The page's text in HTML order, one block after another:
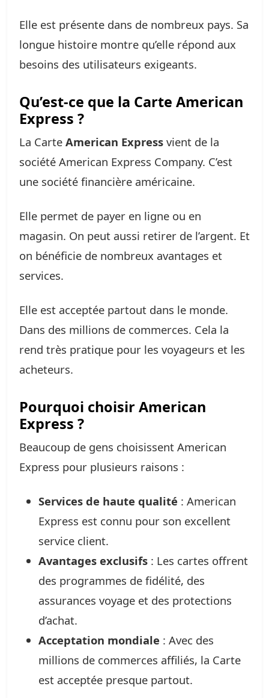
Elle est présente dans de nombreux pays. Sa
longue histoire montre qu’elle répond aux
besoins des utilisateurs exigeants.
Qu’est-ce que la Carte American
Express ?
La Carte American Express vient de la
société American Express Company. C’est
une société financière américaine.
Elle permet de payer en ligne ou en
magasin. On peut aussi retirer de l’argent. Et
on bénéficie de nombreux avantages et
services.
Elle est acceptée partout dans le monde.
Dans des millions de commerces. Cela la
rend très pratique pour les voyageurs et les
acheteurs.
Pourquoi choisir American
Express ?
Beaucoup de gens choisissent American
Express pour plusieurs raisons :
Services de haute qualité : American
Express est connu pour son excellent
service client.
Avantages exclusifs : Les cartes offrent
des programmes de fidélité, des
assurances voyage et des protections
d’achat.
Acceptation mondiale : Avec des
millions de commerces affiliés, la Carte
est acceptée presque partout.